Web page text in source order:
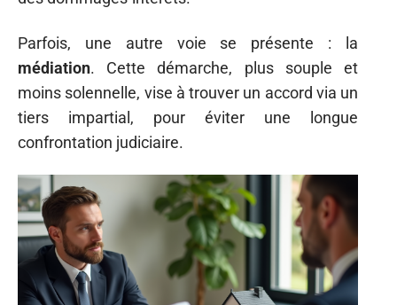
Parfois, une autre voie se présente : la
médiation. Cette démarche, plus souple et
moins solennelle, vise à trouver un accord via un
tiers impartial, pour éviter une longue
confrontation judiciaire.